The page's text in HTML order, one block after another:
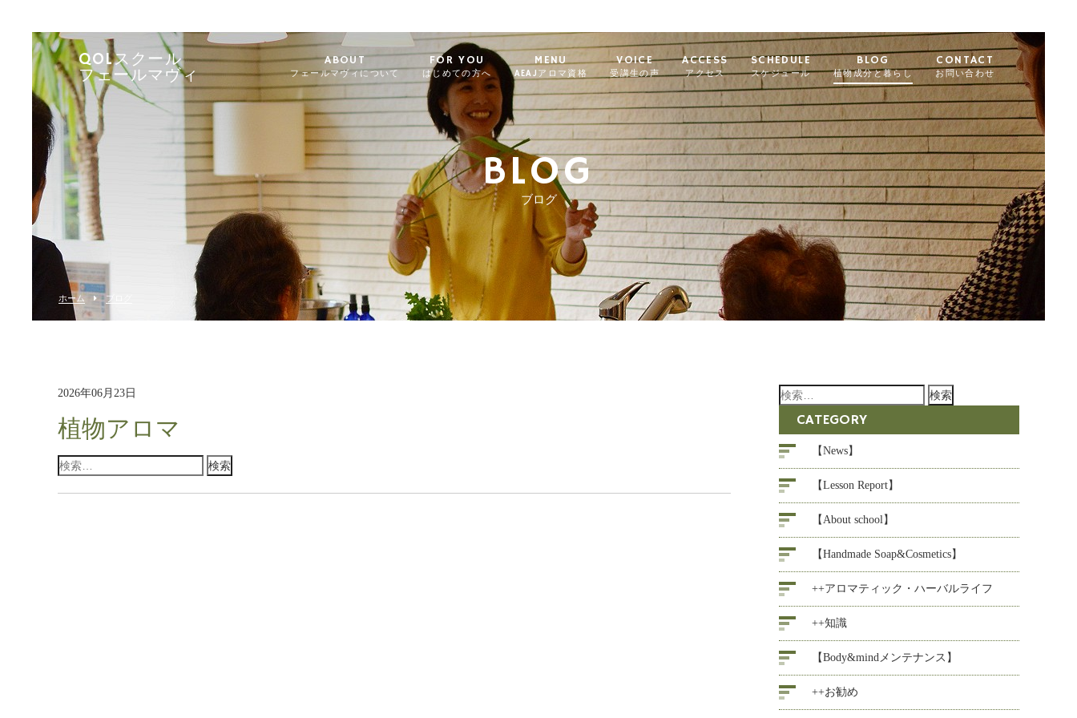
QOLスクール
フェールマヴィ
ABOUT
フェールマヴィについて
FOR YOU
はじめての方へ
MENU
AEAJアロマ資格
VOICE
受講生の声
ACCESS
アクセス
SCHEDULE
スケジュール
BLOG
植物成分と暮らし
CONTACT
お問い合わせ
BLOG
ブログ
ホーム ブログ
2026年06月23日
植物アロマ
検
検
CATEGORY
【News】
【Lesson Report】
【About school】
【Handmade Soap&Cosmetics】
++アロマティック・ハーバルライフ
++知識
【Body&mindメンテナンス】
++お勧め